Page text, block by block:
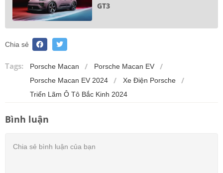
GT3
Chia sẻ
Tags: Porsche Macan
Porsche Macan EV
Porsche Macan EV 2024
Xe Điện Porsche
Triển Lãm Ô Tô Bắc Kinh 2024
Bình luận